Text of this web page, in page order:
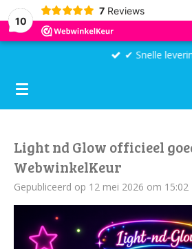
10
7 Reviews
✔ Snelle
Light nd Glow officieel
WebwinkelKeur
Gepubliceerd op 12 mei 2026 om 15:02